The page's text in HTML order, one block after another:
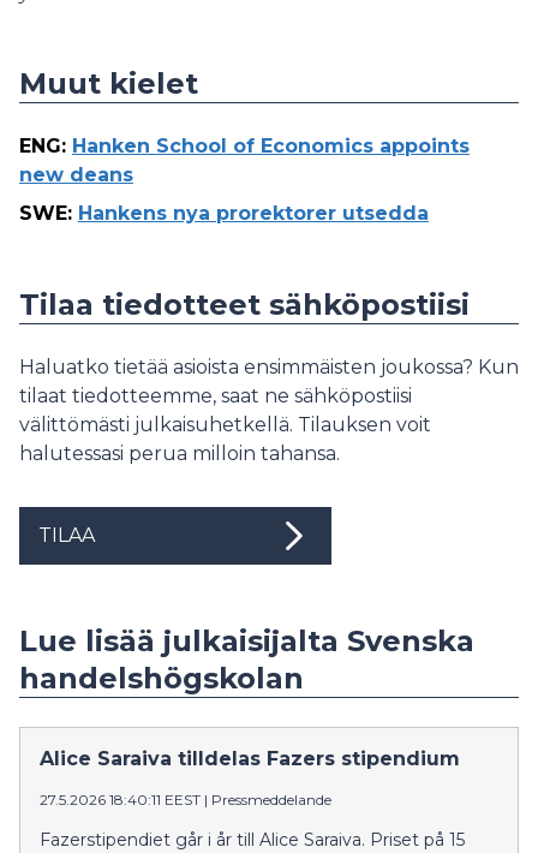
Muut kielet
ENG: Hanken School of Economics appoints
new deans
SWE: Hankens nya prorektorer utsedda
Tilaa tiedotteet sähköpostiisi
Haluatko tietää asioista ensimmäisten joukossa? Kun
tilaat tiedotteemme, saat ne sähköpostiisi
välittömästi julkaisuhetkellä. Tilauksen voit
halutessasi perua milloin tahansa.
TILAA
Lue lisää julkaisijalta Svenska
handelshögskolan
Alice Saraiva tilldelas Fazers stipendium
27.5.2026 18:40:11 EEST | Pressmeddelande
Fazerstipendiet går i år till Alice Saraiva. Priset på 15